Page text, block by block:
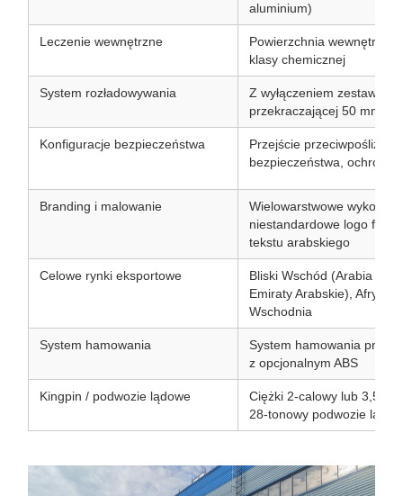
aluminium)
Leczenie wewnętrzne
Powierzchnia wewnętrzna
klasy chemicznej
System rozładowywania
Z wyłączeniem zestawów
przekraczającej 50 mm
Konfiguracje bezpieczeństwa
Przejście
bezpieczeństwa,
Branding i malowanie
Wielowarstwowe
niestandardowe logo
tekstu arabskiego
Celowe rynki eksportowe
Bliski Wschód (Arabia
Emiraty Arabskie), Afryka,
Wschodnia
System hamowania
System hamowania
z opcjonalnym ABS
Kingpin / podwozie lądowe
Ciężki 2-calowy lub 3,5-
28-tonowy podwozie